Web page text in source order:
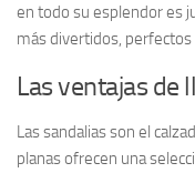
en todo su esplendor es
más divertidos, perfectos
Las ventajas de
Las sandalias son el
planas ofrecen una